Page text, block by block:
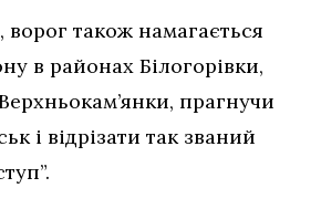
ворог також намагається
в районах Білогорівки,
прагнучи
і відрізати так званий